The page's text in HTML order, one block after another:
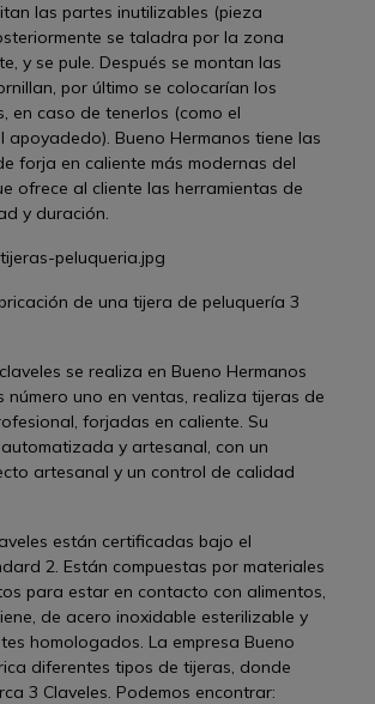
las partes inutilizables (pieza
se taladra por la zona
y se pule. Después se montan las
por último se colocarían los
en caso de tenerlos (como el
apoyadedo). Bueno Hermanos tiene las
forja en caliente más modernas del
ofrece al cliente las herramientas de
y duración.
de una tijera de peluquería 3
se realiza en Bueno Hermanos
número uno en ventas, realiza tijeras de
forjadas en caliente. Su
y artesanal, con un
artesanal y un control de calidad
están certificadas bajo el
2. Están compuestas por materiales
para estar en contacto con alimentos,
de acero inoxidable esterilizable y
homologados. La empresa Bueno
diferentes tipos de tijeras, donde
3 Claveles. Podemos encontrar: